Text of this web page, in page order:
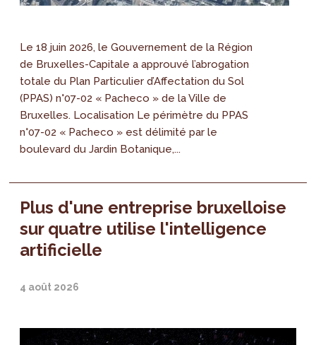
Le 18 juin 2026, le Gouvernement de la Région
de Bruxelles-Capitale a approuvé l’abrogation
totale du Plan Particulier d’Affectation du Sol
(PPAS) n°07-02 « Pacheco » de la Ville de
Bruxelles. Localisation Le périmètre du PPAS
n°07-02 « Pacheco » est délimité par le
boulevard du Jardin Botanique,...
Plus d'une entreprise bruxelloise
sur quatre utilise l'intelligence
artificielle
4 août 2026